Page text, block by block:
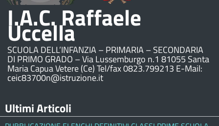
I.A.C. Raffaele
Uccella
SCUOLA DELL’INFANZIA – PRIMARIA – SECONDARIA
DI PRIMO GRADO – Via Lussemburgo n.1 81055 Santa
Maria Capua Vetere (Ce) Tel/fax 0823.799213 E-Mail:
ceic83700n@istruzione.it
Ultimi Articoli